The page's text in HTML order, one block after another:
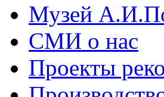
Музей
СМИ о нас
Проекты